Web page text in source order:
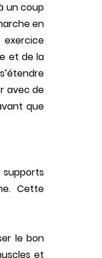
un coup
en
exercice
et de la
avec de
que
supports
Cette
le bon
et